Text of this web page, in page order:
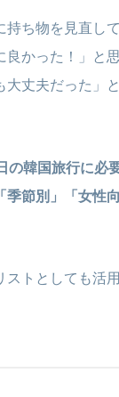
持ち物を見直し
かった！」と
大丈夫だった」
の韓国旅行に必
季節別」「女性
トとしても活